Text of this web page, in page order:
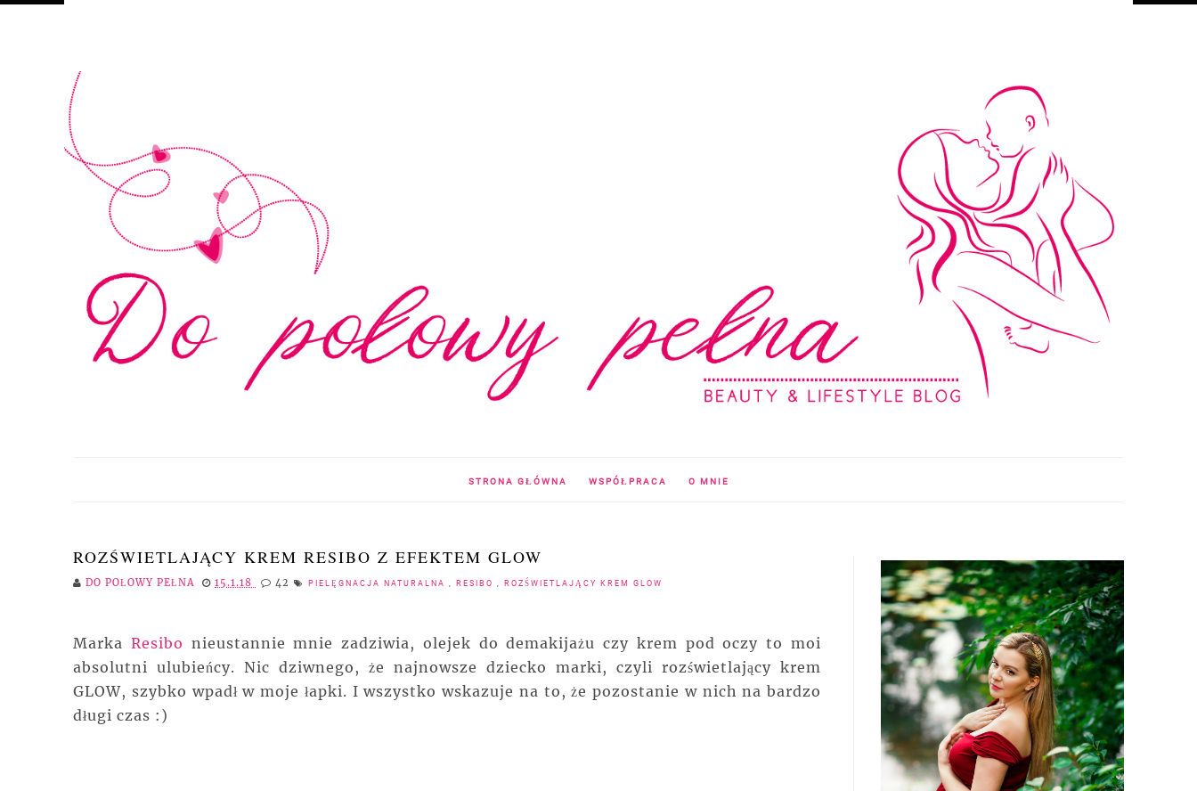
STRONA GŁÓWNA WSPÓŁPRACA O MNIE
ROZŚWIETLAJĄCY KREM RESIBO Z EFEKTEM GLOW
DO POŁOWY PEŁNA 15.1.18 42 PIELĘGNACJA NATURALNA , RESIBO , ROZŚWIETLAJĄCY KREM GLOW
Marka Resibo nieustannie mnie zadziwia, olejek do demakijażu czy krem pod oczy to moi
absolutni ulubieńcy. Nic dziwnego, że najnowsze dziecko marki, czyli rozświetlający krem
GLOW, szybko wpadł w moje łapki. I wszystko wskazuje na to, że pozostanie w nich na bardzo
długi czas :)